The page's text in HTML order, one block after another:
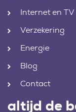
Internet en TV
Verzekering
Energie
Blog
Contact
altijd de